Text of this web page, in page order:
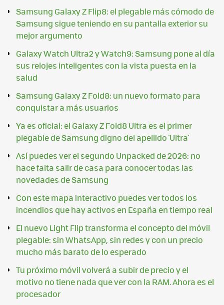
Samsung Galaxy Z Flip8: el plegable más cómodo de
Samsung sigue teniendo en su pantalla exterior su
mejor argumento
Galaxy Watch Ultra2 y Watch9: Samsung pone al día
sus relojes inteligentes con la vista puesta en la
salud
Samsung Galaxy Z Fold8: un nuevo formato para
conquistar a más usuarios
Ya es oficial: el Galaxy Z Fold8 Ultra es el primer
plegable de Samsung digno del apellido 'Ultra'
Así puedes ver el segundo Unpacked de 2026: no
hace falta salir de casa para conocer todas las
novedades de Samsung
Con este mapa interactivo puedes ver todos los
incendios que hay activos en España en tiempo real
El nuevo Light Flip transforma el concepto del móvil
plegable: sin WhatsApp, sin redes y con un precio
mucho más barato de lo esperado
Tu próximo móvil volverá a subir de precio y el
motivo no tiene nada que ver con la RAM. Ahora es el
procesador